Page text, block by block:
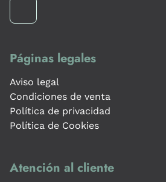
Páginas legales
Aviso legal
Condiciones de venta
Política de privacidad
Política de Cookies
Atención al cliente